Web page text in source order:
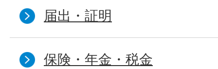
届出・証明
保険・年金・税金